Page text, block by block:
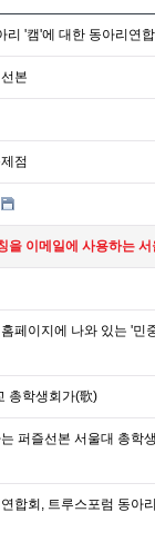
'캠'에 대한 동아리연
본
점
이메일에 사용하는 서
페이지에 나와 있는 '민
총학생회가(歌)
퍼즐선본 서울대 총학
합회, 트루스포럼 동아